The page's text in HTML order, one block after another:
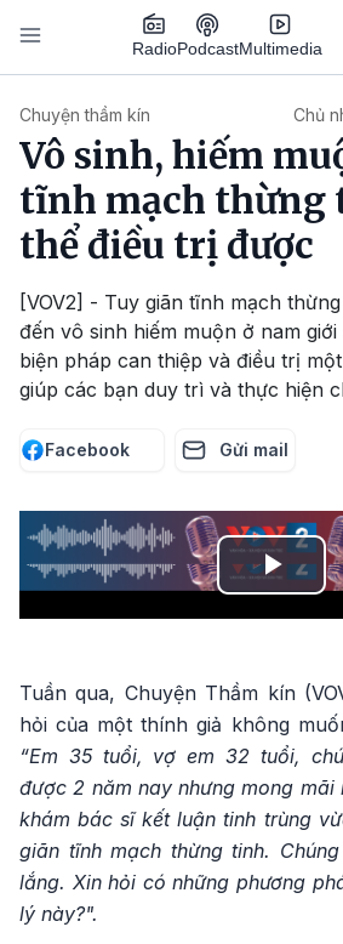
Nhảy đến nội dung
RadioPodcastMultimedia
Chuyện thầm kín Chủ
Vô sinh, hiếm
tĩnh mạch thừng
thể điều trị được
[VOV2] - Tuy giãn tĩnh mạch
đến vô sinh hiếm muộn ở nam
biện pháp can thiệp và điều trị
giúp các bạn duy trì và thực hiện
Facebook Gửi mail
Play
Tuần qua, Chuyện Thầm kín
hỏi của một thính giả không
“Em 35 tuổi, vợ em 32 tuổi,
được 2 năm nay nhưng mong
khám bác sĩ kết luận tinh trùng
giãn tĩnh mạch thừng tinh.
lắng. Xin hỏi có những phương
lý này?".